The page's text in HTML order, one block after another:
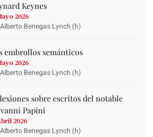
Keynes
2026
Benegas Lynch (h)
embrollos semánticos
2026
Benegas Lynch (h)
sobre escritos del notable
Papini
2026
Benegas Lynch (h)